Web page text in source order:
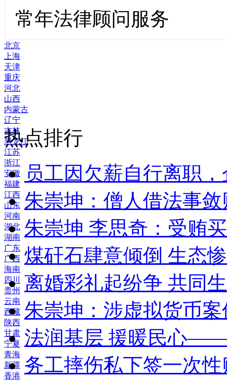
常年法律顾问服务
北京
上海
天津
重庆
河北
山西
内蒙古
辽宁
吉林
黑龙江
江苏
浙江
安徽
福建
江西
山东
河南
湖北
湖南
广东
广西
海南
四川
贵州
云南
西藏
陕西
甘肃
宁夏
青海
新疆
香港
热点排行
员工因欠薪自行离职
朱崇坤：僧人借法事
朱崇坤 李思奇：受贿
煤矸石肆意倾倒 生态
离婚彩礼起纷争 共同
朱崇坤：涉虚拟货币
法润基层 援暖民心
务工摔伤私下签一次